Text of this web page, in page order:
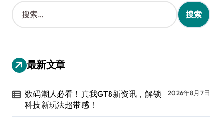
搜
索
：
最新文章
数码潮人必看！真我GT8新资讯，解锁
科技新玩法超带感！
2026年8月7日